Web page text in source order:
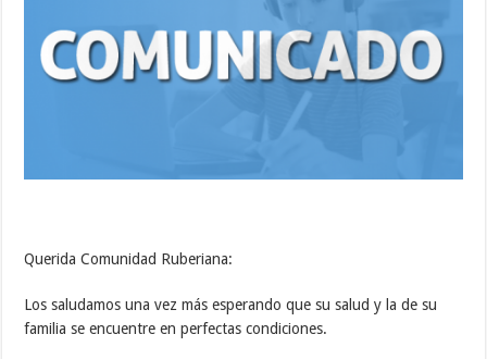
Querida Comunidad Ruberiana:
Los saludamos una vez más esperando que su salud y la de su
familia se encuentre en perfectas condiciones.